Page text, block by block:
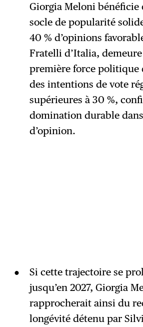
Giorgia Meloni bénéficie
socle de popularité
40 % d’opinions
Fratelli d’Italia,
première force politique
des intentions de vote
supérieures à 30 %,
domination durable
d’opinion.
Si cette trajectoire se
jusqu’en 2027, Giorgia
rapprocherait ainsi du
longévité détenu par